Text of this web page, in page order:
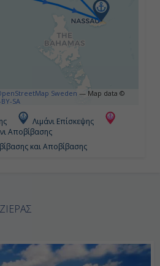
Μαϊάμι, Η.Π.Α.
Αποβίβαση
Sweden — Map data ©
BY-SA
Λιμάνι Επίσκεψης
Αποβίβασης
και Αποβίβασης